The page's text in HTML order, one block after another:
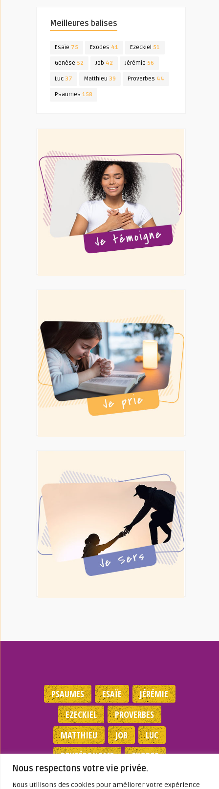
Nous respectons votre vie privée.
Nous utilisons des cookies pour améliorer votre expérience
Meilleures balises
Esaïe 75 Exodes 41 Ezeckiel 51
Genèse 52 Job 42 Jérémie 56
Luc 37 Matthieu 39 Proverbes 44
Psaumes 158
PSAUMES ESAÏE
JÉRÉMIE
EZECKIEL
PROVERBES
MATTHIEU
JOB
LUC
DEUTÉRONOME
EXODES
NOMBRES